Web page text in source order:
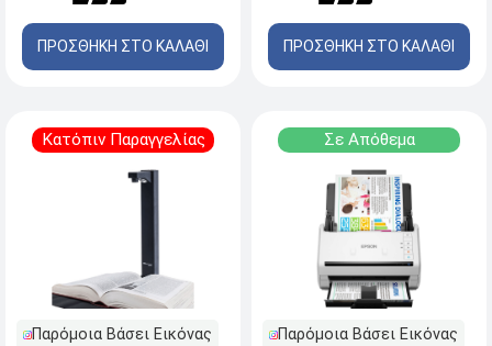
ΠΡΟΣΘΗΚΗ ΣΤΟ ΚΑΛΑΘΙ ΠΡΟΣΘΗΚΗ ΣΤΟ ΚΑΛΑΘΙ
Κατόπιν Παραγγελίας
Παρόμοια Βάσει Εικόνας
Σε Απόθεμα
Παρόμοια Βάσει Εικόνας